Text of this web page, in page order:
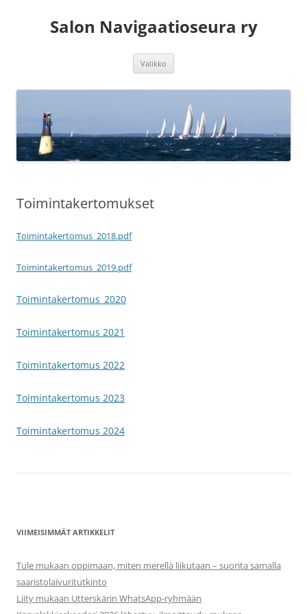
Salon Navigaatioseura ry
Valikko
Toimintakertomukset
Toimintakertomus_2018.pdf
Toimintakertomus_2019.pdf
Toimintakertomus_2020
Toimintakertomus 2021
Toimintakertomus 2022
Toimintakertomus 2023
Toimintakertomus 2024
VIIMEISIMMÄT ARTIKKELIT
Tule mukaan oppimaan, miten merellä liikutaan – suorita samalla
saaristolaivuritutkinto
Liity mukaan Utterskärin WhatsApp-ryhmään